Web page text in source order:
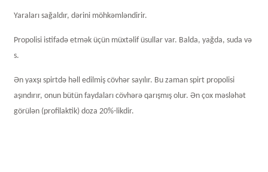
Yaraları sağaldır, dərini möhkəmləndirir.
Propolisi istifadə etmək üçün müxtəlif üsullar var. Balda, yağda, suda və
s.
Ən yaxşı spirtdə həll edilmiş cövhər sayılır. Bu zaman spirt propolisi
aşındırır, onun bütün faydaları cövhərə qarışmış olur. Ən çox məsləhət
görülən (profilaktik) doza 20%-likdir.